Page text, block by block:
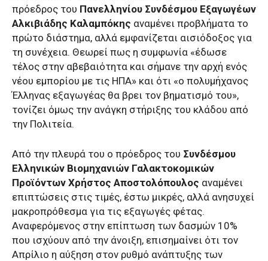
πρόεδρος του Πανελληνίου Συνδέσμου Εξαγωγέων
Αλκιβιάδης Καλαμπόκης αναμένει προβλήματα το
πρώτο διάστημα, αλλά εμφανίζεται αισιόδοξος για
τη συνέχεια. Θεωρεί πως η συμφωνία «έδωσε
τέλος στην αβεβαιότητα και σήμανε την αρχή ενός
νέου εμπορίου με τις ΗΠΑ» και ότι «ο πολυμήχανος
Έλληνας εξαγωγέας θα βρει τον βηματισμό του»,
τονίζει όμως την ανάγκη στήριξης του κλάδου από
την Πολιτεία.
Από την πλευρά του ο πρόεδρος του Συνδέσμου
Ελληνικών Βιομηχανιών Γαλακτοκομικών
Προϊόντων Χρήστος Αποστολόπουλος αναμένει
επιπτώσεις στις τιμές, έστω μικρές, αλλά ανησυχεί
μακροπρόθεσμα για τις εξαγωγές φέτας.
Αναφερόμενος στην επίπτωση των δασμών 10%
που ισχύουν από την άνοιξη, επισημαίνει ότι τον
Απρίλιο η αύξηση στον ρυθμό ανάπτυξης των